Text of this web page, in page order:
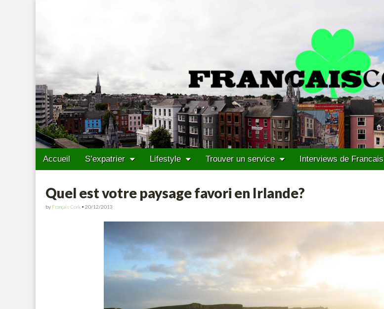
Main menu
Skip to content
Accueil S’expatrier Lifestyle Trouver un service Interviews de Francais
Quel est votre paysage favori en Irlande?
by Français Cork • 20/12/2013